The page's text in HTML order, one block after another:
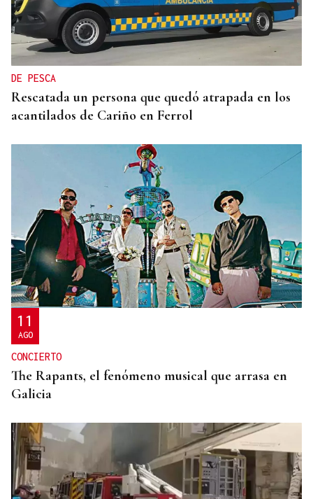
DERROTA
Demasiado rival en Barreiro para la UD Ourense
(2-0)
DE PESCA
Rescatada un persona que quedó atrapada en los
acantilados de Cariño en Ferrol
11
AGO
CONCIERTO
The Rapants, el fenómeno musical que arrasa en
Galicia